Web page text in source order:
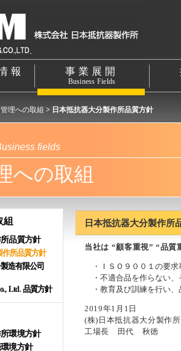
報 事業展開
Business Fields
理への取組 > 日本抵抗器大分製作所品質方針
fields
への取組
組
品質方針
作所品質方針
造有限公司
Ltd. 品質方針
環境方針
境方針
日本抵抗器大分製作所
当社は “顧客重視” “品質
・ＩＳＯ９００１の要求
・不適合品を作らない、
・教育及び訓練を行い、
2019年1月1日
(株)日本抵抗器大分製作所
工場長 田代 秋徳